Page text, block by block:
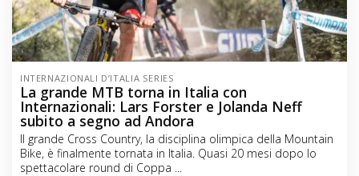
INTERNAZIONALI D’ITALIA SERIES
La grande MTB torna in Italia con
Internazionali: Lars Forster e Jolanda Neff
subito a segno ad Andora
Il grande Cross Country, la disciplina olimpica della Mountain
Bike, è finalmente tornata in Italia. Quasi 20 mesi dopo lo
spettacolare round di Coppa ...